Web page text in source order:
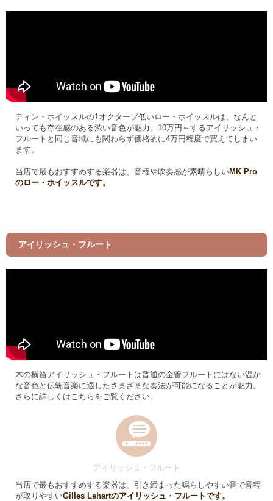
ティン・ホイッスルの1オクターブ低いロー・ホイッスルは、なんと
いっても存在感のある渋い音色が魅力。10万円～するアイリッシュ・
フルートと同じ音域にも関わらず価格的に4万円程度で買えてしまい
ます。
当店で最もおすすめする楽器は、音程や吹奏感が素晴らしいMK Pro
のロー・ホイッスルです。
アイリッシュ・フルート
木の横笛アイリッシュ・フルートは普通の金管フルートにはない温か
な音色と伝統音楽に適したさまざまな奏法が可能になることが魅力。
さらに詳しくはこちらをご覧ください。
アイリッシュ・フルート
当店で最もおすすめする楽器は、引き締まった鳴らしやすい音で音程
が取りやすいGilles Lehartのアイリッシュ・フルートです。